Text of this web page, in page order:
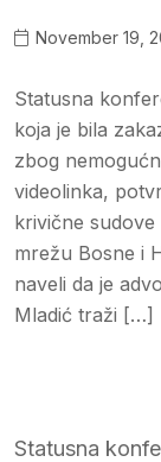
November 19,
Statusna
koja je bila
zbog
videolinka,
krivične
mrežu Bosne i
naveli da je
Mladić traži […]
Statusna